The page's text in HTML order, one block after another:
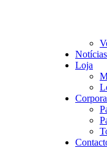
Notícias
Loja